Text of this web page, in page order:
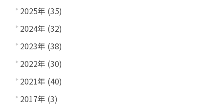
2025年 (35)
2024年 (32)
2023年 (38)
2022年 (30)
2021年 (40)
2017年 (3)